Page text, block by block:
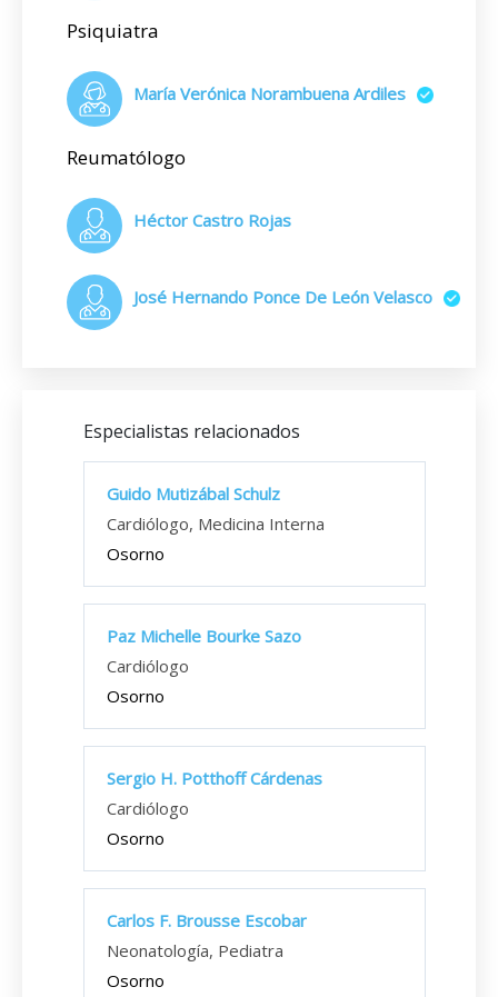
Psiquiatra
María Verónica Norambuena Ardiles
Reumatólogo
Héctor Castro Rojas
José Hernando Ponce De León Velasco
Especialistas relacionados
Guido Mutizábal Schulz
Cardiólogo, Medicina Interna
Osorno
Paz Michelle Bourke Sazo
Cardiólogo
Osorno
Sergio H. Potthoff Cárdenas
Cardiólogo
Osorno
Carlos F. Brousse Escobar
Neonatología, Pediatra
Osorno